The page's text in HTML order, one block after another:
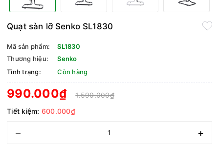
Quạt sàn lỡ Senko SL1830
Mã sản phẩm:
SL1830
Thương hiệu:
Senko
Tình trạng:
Còn hàng
990.000₫
1.590.000₫
Tiết kiệm: 600.000₫
– +